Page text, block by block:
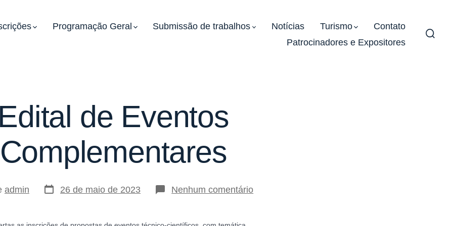
Programação Geral Submissão de trabalhos Notícias Turismo
Contato
Patrocinadores e Expositores
Edital de Eventos
Complementares
admin
Data
do
26 de maio de 2023 Nenhum comentárioem